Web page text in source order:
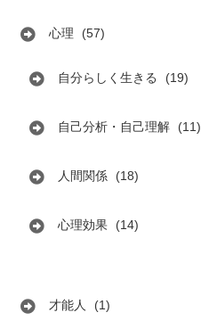
心理 (57)
自分らしく生きる (19)
自己分析・自己理解 (11)
人間関係 (18)
心理効果 (14)
才能人 (1)